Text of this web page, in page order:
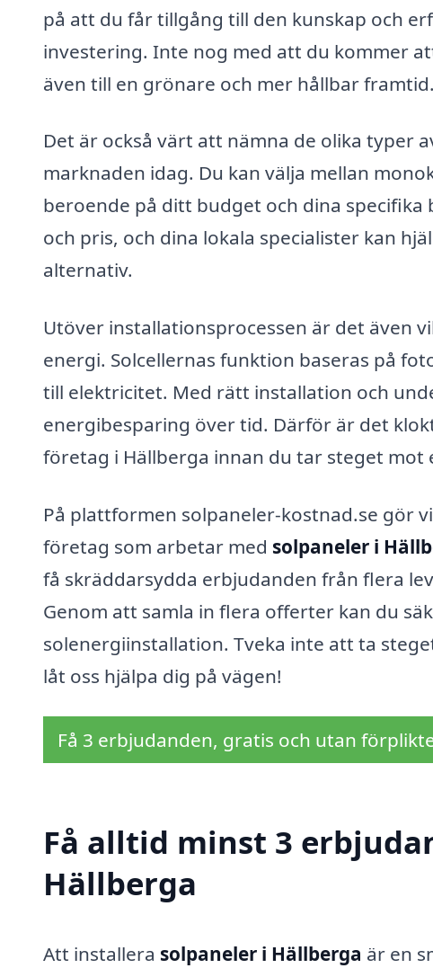
på att du får tillgång till den kunskap och
investering. Inte nog med att du kommer
även till en grönare och mer hållbar framtid.
Det är också värt att nämna de olika typer
marknaden idag. Du kan välja mellan
beroende på ditt budget och dina
och pris, och dina lokala specialister kan
alternativ.
Utöver installationsprocessen är det även
energi. Solcellernas funktion baseras på
till elektricitet. Med rätt installation och
energibesparing över tid. Därför är det
företag i Hällberga innan du tar steget mot
På plattformen solpaneler-kostnad.se gör
företag som arbetar med solpaneler i
få skräddarsydda erbjudanden från flera
Genom att samla in flera offerter kan du
solenergiinstallation. Tveka inte att ta
låt oss hjälpa dig på vägen!
Få 3 erbjudanden, gratis och utan
Få alltid minst 3
Hällberga
Att installera solpaneler i Hällberga är en